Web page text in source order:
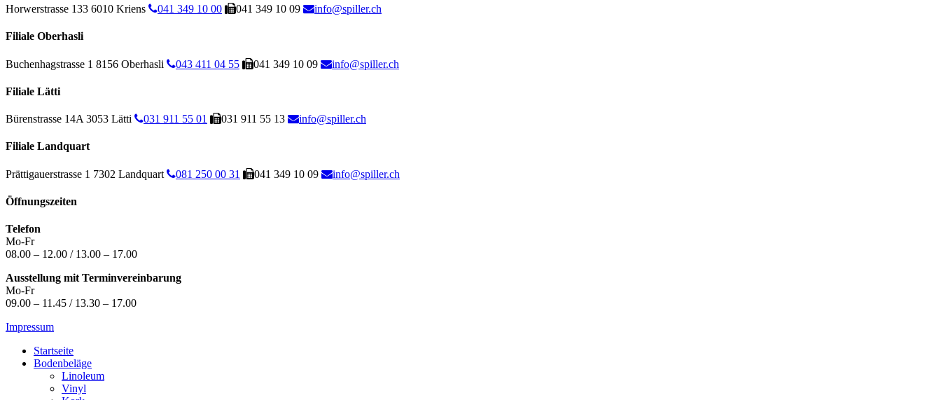
Horwerstrasse 133 6010 Kriens 041 349 10 00 041 349 10 09 info@spiller.ch
Filiale Oberhasli
Buchenhagstrasse 1 8156 Oberhasli 043 411 04 55 041 349 10 09 info@spiller.ch
Filiale Lätti
Bürenstrasse 14A 3053 Lätti 031 911 55 01 031 911 55 13 info@spiller.ch
Filiale Landquart
Prättigauerstrasse 1 7302 Landquart 081 250 00 31 041 349 10 09 info@spiller.ch
Öffnungszeiten
Telefon
Mo-Fr
08.00 – 12.00 / 13.00 – 17.00
Ausstellung mit Terminvereinbarung
Mo-Fr
09.00 – 11.45 / 13.30 – 17.00
Impressum
Startseite
Bodenbeläge
Linoleum
Vinyl